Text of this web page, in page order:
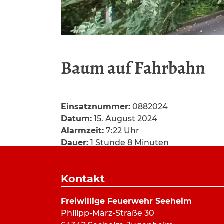
Baum auf Fahrbahn
Einsatznummer: 0882024
Datum: 15. August 2024
Alarmzeit: 7:22 Uhr
Dauer: 1 Stunde 8 Minuten
Einsatzort:
Fahrzeuge: HLF 20/16
Weitere Kräfte:
Kontakt
Freiwillige Feuerwehr Seeheim
Philipp-März-Straße 30